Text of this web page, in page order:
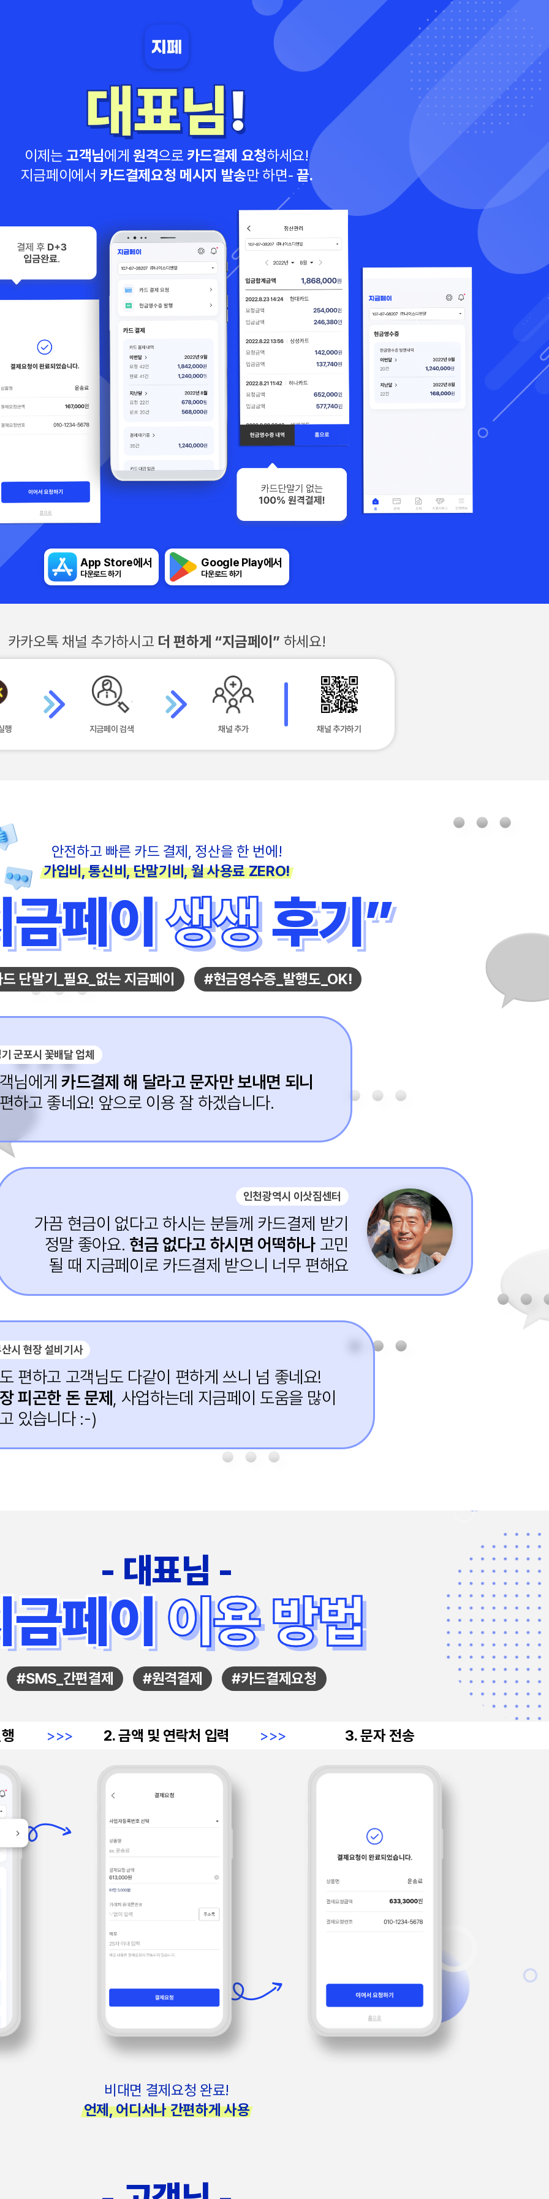
대표님!
대표님!
이제는고객님에게원격으로 카드결제 요청하세요!
지금페이에서 카드결제요청 메시지 발송만 하면- 끝.
App Store에서
다운로드 하기
Google Play에서
다운로드 하기
카카오톡 채널 추가하시고 더 편하게 “지금페이” 하세요!
행 지금페이 검색 채널 추가 채널 추가하기
안전하고 빠른 카드 결제, 정산을 한 번에!
가입비, 통신비, 단말기비, 월 사용료 ZERO!
금페이생생후기”
금페이생생후기”
단말기_필요_없는 지금페이 #현금영수증_발행도_OK!
군포시 꽃배달 업체
님에게 카드결제 해 달라고 문자만 보내면 되니
하고 좋네요! 앞으로 이용 잘 하겠습니다.
인천광역시 이삿짐센터
가끔 현금이 없다고 하시는 분들께 카드결제 받기
정말 좋아요. 현금 없다고 하시면 어떡하나 고민
될 때 지금페이로 카드결제 받으니 너무 편해요
시 현장 설비기사
편하고 고객님도 다같이 편하게 쓰니 넘 좋네요!
피곤한 돈 문제 , 사업하는데 지금페이 도움을 많이
있습니다 :-)
- 대표님 -
금페이이용 방법
금페이이용 방법
#SMS_간편결제 #원격결제 #카드결제요청
>>> 2. 금액 및 연락처 입력 >>> 3. 문자 전송
비대면 결제요청 완료!
언제, 어디서나 간편하게 사용